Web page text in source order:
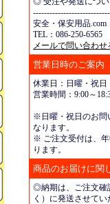
安全・保安用品.com
TEL：086-250-6565
メールで問い合わせ
営業日時のご案内
休業日：日曜・祝日
営業時間：9:00～
※日曜・祝日のお問
なります。
※ ご注文受付は、
ります。
商品のお届けに関
◎納期は、ご注文確
く）に発送させて